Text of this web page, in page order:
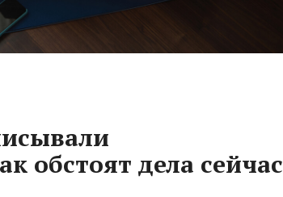
обстоят дела сейчас